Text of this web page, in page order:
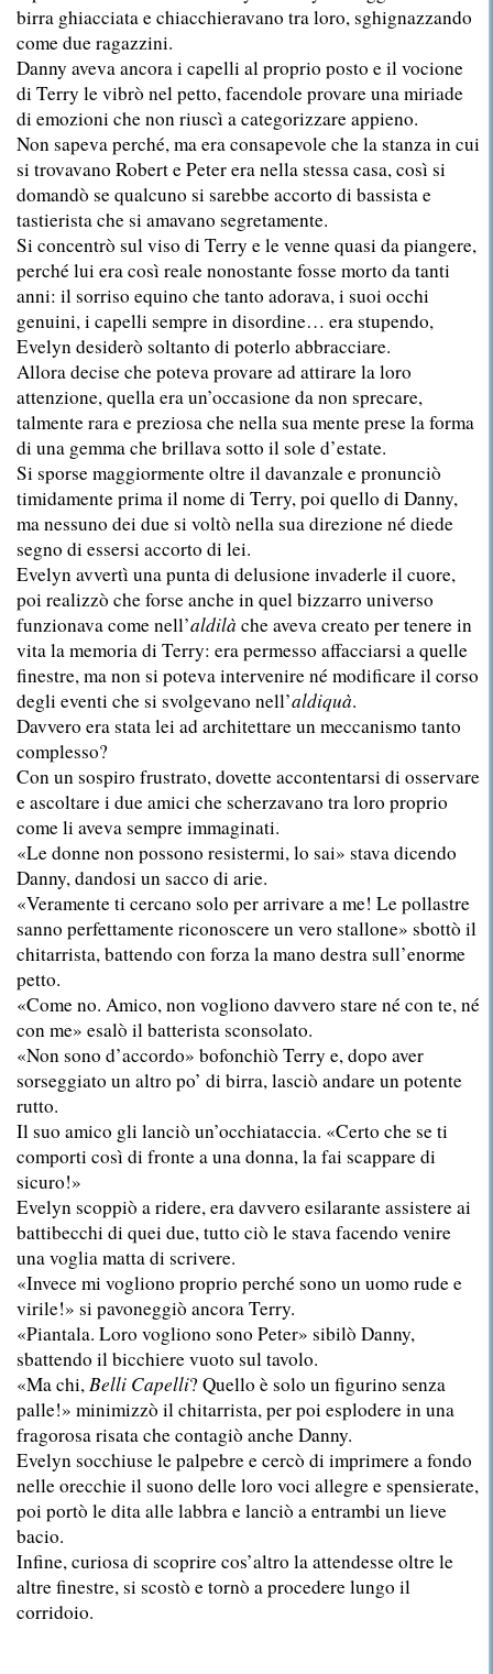
birra ghiacciata e chiacchieravano tra loro, sghignazzando
come due ragazzini.
Danny aveva ancora i capelli al proprio posto e il vocione
di Terry le vibrò nel petto, facendole provare una miriade
di emozioni che non riuscì a categorizzare appieno.
Non sapeva perché, ma era consapevole che la stanza in cui
si trovavano Robert e Peter era nella stessa casa, così si
domandò se qualcuno si sarebbe accorto di bassista e
tastierista che si amavano segretamente.
Si concentrò sul viso di Terry e le venne quasi da piangere,
perché lui era così reale nonostante fosse morto da tanti
anni: il sorriso equino che tanto adorava, i suoi occhi
genuini, i capelli sempre in disordine… era stupendo,
Evelyn desiderò soltanto di poterlo abbracciare.
Allora decise che poteva provare ad attirare la loro
attenzione, quella era un’occasione da non sprecare,
talmente rara e preziosa che nella sua mente prese la forma
di una gemma che brillava sotto il sole d’estate.
Si sporse maggiormente oltre il davanzale e pronunciò
timidamente prima il nome di Terry, poi quello di Danny,
ma nessuno dei due si voltò nella sua direzione né diede
segno di essersi accorto di lei.
Evelyn avvertì una punta di delusione invaderle il cuore,
poi realizzò che forse anche in quel bizzarro universo
funzionava come nell’aldilà che aveva creato per tenere in
vita la memoria di Terry: era permesso affacciarsi a quelle
finestre, ma non si poteva intervenire né modificare il corso
degli eventi che si svolgevano nell’aldiquà.
Davvero era stata lei ad architettare un meccanismo tanto
complesso?
Con un sospiro frustrato, dovette accontentarsi di osservare
e ascoltare i due amici che scherzavano tra loro proprio
come li aveva sempre immaginati.
«Le donne non possono resistermi, lo sai» stava dicendo
Danny, dandosi un sacco di arie.
«Veramente ti cercano solo per arrivare a me! Le pollastre
sanno perfettamente riconoscere un vero stallone» sbottò il
chitarrista, battendo con forza la mano destra sull’enorme
petto.
«Come no. Amico, non vogliono davvero stare né con te, né
con me» esalò il batterista sconsolato.
«Non sono d’accordo» bofonchiò Terry e, dopo aver
sorseggiato un altro po’ di birra, lasciò andare un potente
rutto.
Il suo amico gli lanciò un’occhiataccia. «Certo che se ti
comporti così di fronte a una donna, la fai scappare di
sicuro!»
Evelyn scoppiò a ridere, era davvero esilarante assistere ai
battibecchi di quei due, tutto ciò le stava facendo venire
una voglia matta di scrivere.
«Invece mi vogliono proprio perché sono un uomo rude e
virile!» si pavoneggiò ancora Terry.
«Piantala. Loro vogliono sono Peter» sibilò Danny,
sbattendo il bicchiere vuoto sul tavolo.
«Ma chi,Belli Capelli? Quello è solo un figurino senza
palle!» minimizzò il chitarrista, per poi esplodere in una
fragorosa risata che contagiò anche Danny.
Evelyn socchiuse le palpebre e cercò di imprimere a fondo
nelle orecchie il suono delle loro voci allegre e spensierate,
poi portò le dita alle labbra e lanciò a entrambi un lieve
bacio.
Infine, curiosa di scoprire cos’altro la attendesse oltre le
altre finestre, si scostò e tornò a procedere lungo il
corridoio.